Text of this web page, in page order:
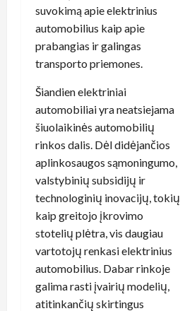
suvokimą apie elektrinius
automobilius kaip apie
prabangias ir galingas
transporto priemones.
Šiandien elektriniai
automobiliai yra neatsiejama
šiuolaikinės automobilių
rinkos dalis. Dėl didėjančios
aplinkosaugos sąmoningumo,
valstybinių subsidijų ir
technologinių inovacijų, tokių
kaip greitojo įkrovimo
stotelių plėtra, vis daugiau
vartotojų renkasi elektrinius
automobilius. Dabar rinkoje
galima rasti įvairių modelių,
atitinkančių skirtingus